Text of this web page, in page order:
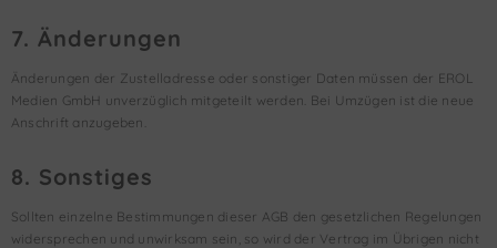
7. Änderungen
Änderungen der Zustelladresse oder sonstiger Daten müssen der EROL
Medien GmbH unverzüglich mitgeteilt werden. Bei Umzügen ist die neue
Anschrift anzugeben.
8. Sonstiges
Sollten einzelne Bestimmungen dieser AGB den gesetzlichen Regelungen
widersprechen und unwirksam sein, so wird der Vertrag im Übrigen nicht